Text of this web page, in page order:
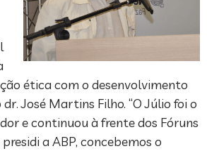
ética com o desenvolvimento
José Martins Filho. “O Júlio foi o
e continuou à frente dos Fóruns
a ABP, concebemos o